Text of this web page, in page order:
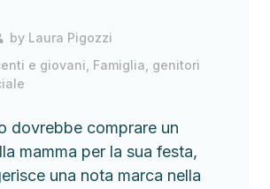
by Laura Pigozzi
e giovani Famiglia, genitori
dovrebbe comprare un
mamma per la sua festa,
una nota marca nella